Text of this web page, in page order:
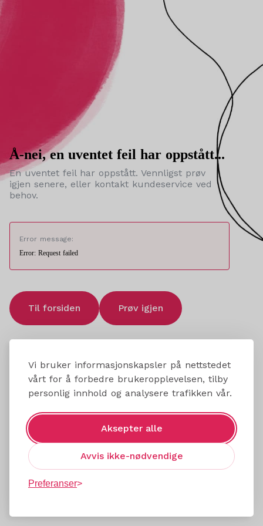
Vi bruker informasjonskapsler på nettstedet
vårt for å forbedre brukeropplevelsen, tilby
personlig innhold og analysere trafikken vår.
Aksepter alle
Avvis ikke-nødvendige
Preferanser
Å-nei, en uventet feil har oppstått...
En uventet feil har oppstått. Vennligst prøv
igjen senere, eller kontakt kundeservice ved
behov.
Error message:
Error: Request failed
Til forsiden Prøv igjen